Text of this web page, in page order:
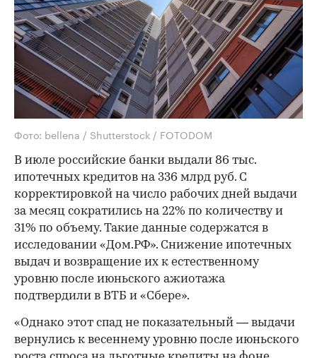
Фото: bellena / Shutterstock / FOTODOM
В июле российские банки выдали 86 тыс.
ипотечных кредитов на 336 млрд руб. С
корректировкой на число рабочих дней выдачи
за месяц сократились на 22% по количеству и
31% по объему. Такие данные содержатся в
исследовании «Дом.РФ». Снижение ипотечных
выдач и возвращение их к естественному
уровню после июньского ажиотажа
подтвердили в ВТБ и «Сбере».
«Однако этот спад не показательный — выдачи
вернулись к весеннему уровню после июньского